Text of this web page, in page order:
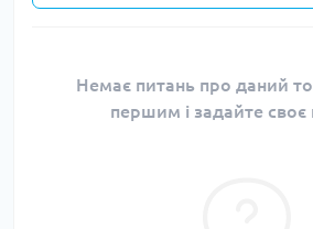
Немає питань про даний
першим і задайте своє